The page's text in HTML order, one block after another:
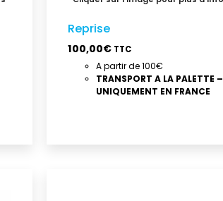
Reprise
100,00€ TTC
A partir de 100€
TRANSPORT A LA PALETTE –
UNIQUEMENT EN FRANCE